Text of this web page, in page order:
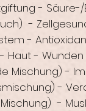
-
-
-
-
Mischung) -
-
-